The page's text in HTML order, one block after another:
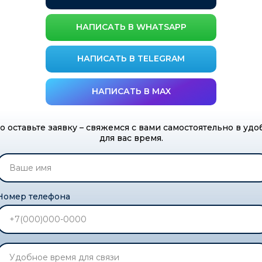
ВЫБРАТЬ ЗАЕЗД
выбрать
оставьте заявку – свяжемся с вами самостоятельно в
для вас время.
НАПИСАТЬ В WHATSAPP
НАПИСАТЬ В TELEGRAM
НАПИСАТЬ В MAX
телефона